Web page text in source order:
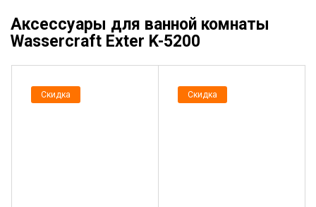
Аксессуары для ванной комнаты
Wassercraft Exter K-5200
Скидка Скидка